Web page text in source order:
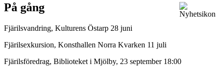
På gång
Fjärilsvandring, Kulturens Östarp 28 juni
Fjärilsexkursion, Konsthallen Norra Kvarken 11 juli
Fjärilsföredrag, Biblioteket i Mjölby, 23 september 18:00